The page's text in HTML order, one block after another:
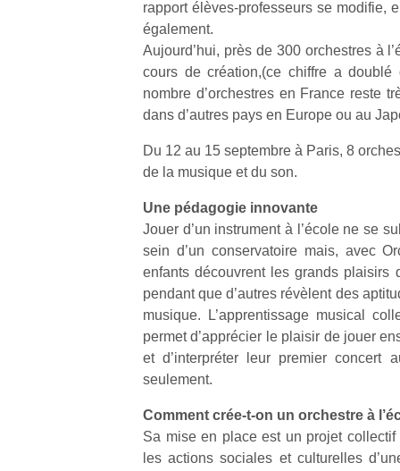
rapport élèves-professeurs se modifie,
également.
Aujourd’hui, près de 300 orchestres à
cours de création,(ce chiffre a
nombre d’orchestres en France reste
dans d’autres pays en Europe ou au
Du 12 au 15 septembre à Paris, 8
de la musique et du son.
Une pédagogie innovante
Jouer d’un instrument à l’école ne se
sein d’un conservatoire mais, avec
enfants découvrent les grands plaisirs
pendant que d’autres révèlent des
musique. L’apprentissage musical
permet d’apprécier le plaisir de jouer
et d’interpréter leur premier concert
seulement.
Comment crée-t-on un orchestre à
Sa mise en place est un projet
les actions sociales et culturelles